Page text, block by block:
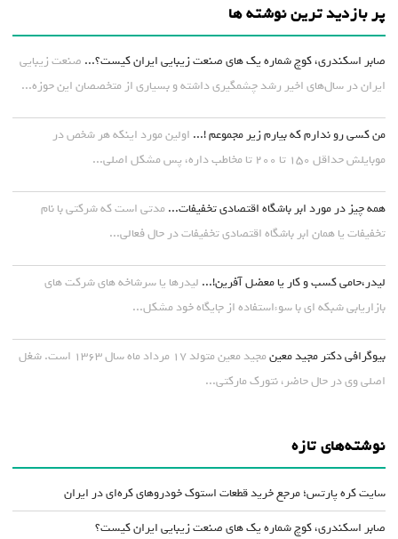
پر بازدید ترین نوشته ها
صابر اسکندری، کوچ شماره یک های صنعت زیبایی ایران کیست؟... صنعت زیبایی
ایران در سال‌های اخیر رشد چشمگیری داشته و بسیاری از متخصصان این حوزه...
من کسی رو ندارم که بیارم زیر مجموعم !... اولین مورد اینکه هر شخص در
موبایلش حداقل ۱۵۰ تا ۲۰۰ تا مخاطب داره، پس مشکل اصلی...
همه چیز در مورد ابر باشگاه اقتصادی تخفیفات... مدتی است که شرکتی با نام
تخفیفات یا همان ابر باشگاه اقتصادی تخفیفات در حال فعالی...
لیدر،حامی کسب و کار یا معضل آفرین!... لیدرها یا سرشاخه های شرکت های
بازاریابی شبکه ای با سوءاستفاده از جایگاه خود مشکل...
بیوگرافی دکتر مجید معین
مجید معین متولد ۱۷ مرداد ماه سال ۱۳۶۳ است. شغل
اصلی وی در حال حاضر، نتورک مارکتی...
نوشته‌های تازه
سایت کره پارتس؛ مرجع خرید قطعات استوک خودروهای کره‌ای در ایران
صابر اسکندری، کوچ شماره یک های صنعت زیبایی ایران کیست؟